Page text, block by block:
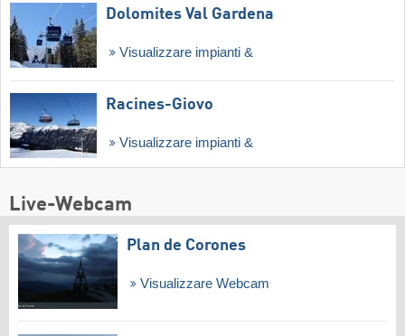
Dolomites Val Gardena
Visualizzare impianti &
Racines-Giovo
Visualizzare impianti &
Live-Webcam
Plan de Corones
Visualizzare Webcam